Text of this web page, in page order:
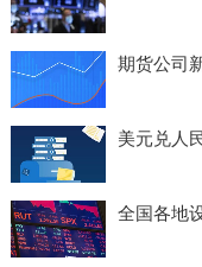
期货公司
美元兑人
全国各地